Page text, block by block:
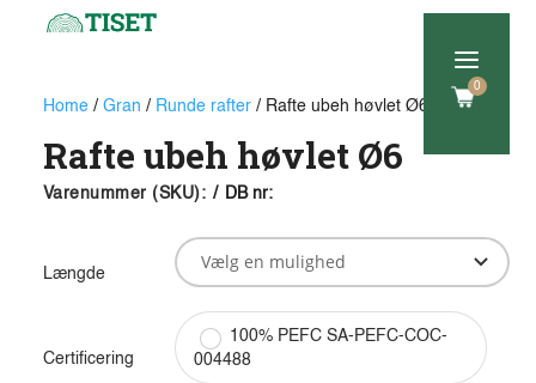
a
0
Home/ Gran / Runde rafter/ Rafte ubeh høvlet Ø6
Rafte ubeh høvlet Ø6
Varenummer (SKU): / DB nr:
Længde
Certificering
100% PEFC SA-PEFC-COC-
004488